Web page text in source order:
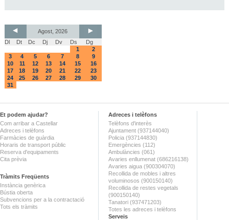
Agost, 2026
Dl
Dt Dc Dj Dv Ds
Dg
1
2
3
4 5 6 7 8
9
10
11 12 13 14 15
16
17
18 19 20 21 22
23
24
25 26 27 28 29
30
31
Et podem ajudar?
Com arribar a Castellar
Adreces i telèfons
Farmàcies de guàrdia
Horaris de transport públic
Reserva d'equipaments
Cita prèvia
Tràmits Freqüents
Instància genèrica
Bústia oberta
Subvencions per a la contractació
Tots els tràmits
Adreces i telèfons
Telèfons d'interès
Ajuntament (937144040)
Policia (937144830)
Emergències (112)
Ambulàncies (061)
Avaries enllumenat (686216138)
Avaries aigua (900304070)
Recollida de mobles i altres
voluminosos (900150140)
Recollida de restes vegetals
(900150140)
Tanatori (937471203)
Totes les adreces i telèfons
Serveis